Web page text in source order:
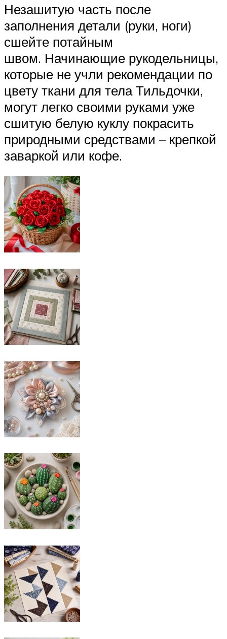
Незашитую часть после
заполнения детали (руки, ноги)
сшейте потайным
швом. Начинающие рукодельницы,
которые не учли рекомендации по
цвету ткани для тела Тильдочки,
могут легко своими руками уже
сшитую белую куклу покрасить
природными средствами – крепкой
заваркой или кофе.